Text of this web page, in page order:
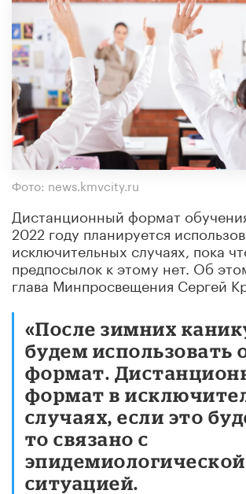
Фото: news.kmvcity.ru
Дистанционный формат
2022 году планируется
исключительных случаях, пока
предпосылок к этому нет. Об
глава Минпросвещения Сергей
«После зимних
будем использовать
формат.
формат в
случаях, если это
то связано с
эпидемиологической
ситуацией.